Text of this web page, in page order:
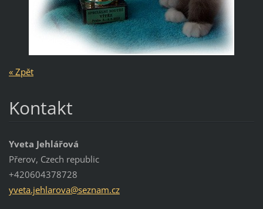
« Zpět
Kontakt
Yveta Jehlářová
Přerov, Czech republic
+420604378728
yveta.jehlarova@seznam.cz